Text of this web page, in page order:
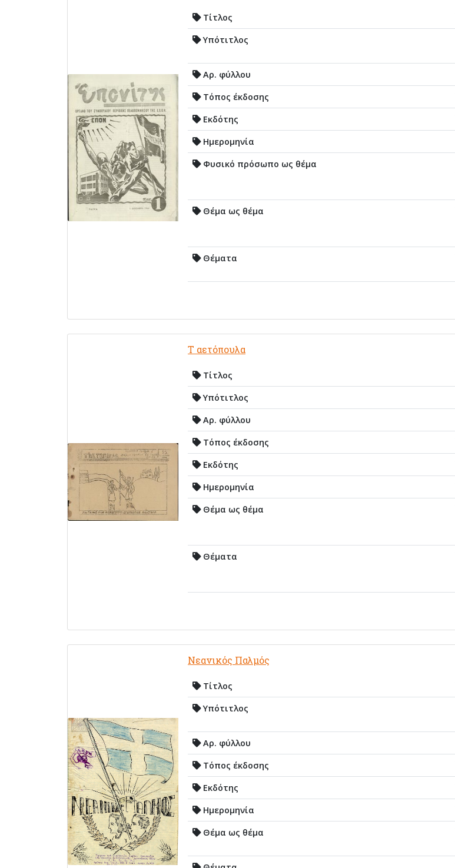
Τίτλος
Υπότιτλος
Αρ. φύλλου
Τόπος έκδοσης
Εκδότης
Ημερομηνία
Φυσικό πρόσωπο ως θέμα
Θέμα ως θέμα
Θέματα
Τ αετόπουλα
Τίτλος
Υπότιτλος
Αρ. φύλλου
Τόπος έκδοσης
Εκδότης
Ημερομηνία
Θέμα ως θέμα
Θέματα
Νεανικός Παλμός
Τίτλος
Υπότιτλος
Αρ. φύλλου
Τόπος έκδοσης
Εκδότης
Ημερομηνία
Θέμα ως θέμα